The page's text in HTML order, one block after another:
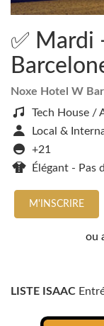
✅ Mardi
Noxe Hotel W
Tech House /
Local &
+21
Élégant - Pas
M'INSCRIRE
ou
LISTE ISAAC